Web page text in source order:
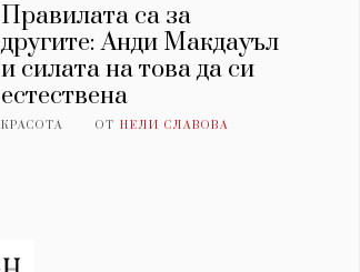
Правилата са за
другите: Анди Макдауъл
и силата на това да си
естествена
КРАСОТА ОТНЕЛИ СЛАВОВА